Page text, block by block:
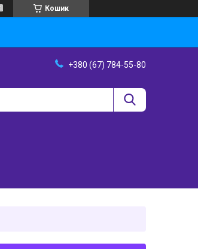
Кошик
+380 (67) 784-55-80